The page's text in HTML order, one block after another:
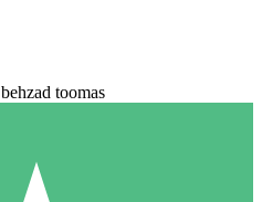
behzad toomas